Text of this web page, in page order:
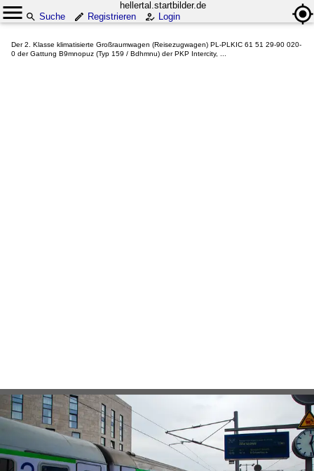
hellertal.startbilder.de
Suche
Registrieren Login
Der 2. Klasse klimatisierte Großraumwagen (Reisezugwagen) PL-PLKIC 61 51 29-90 020-
0 der Gattung B9mnopuz (Typ 159 / Bdhmnu) der PKP Intercity, ...